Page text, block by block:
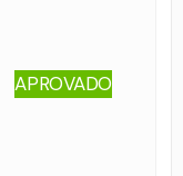
APROVADO